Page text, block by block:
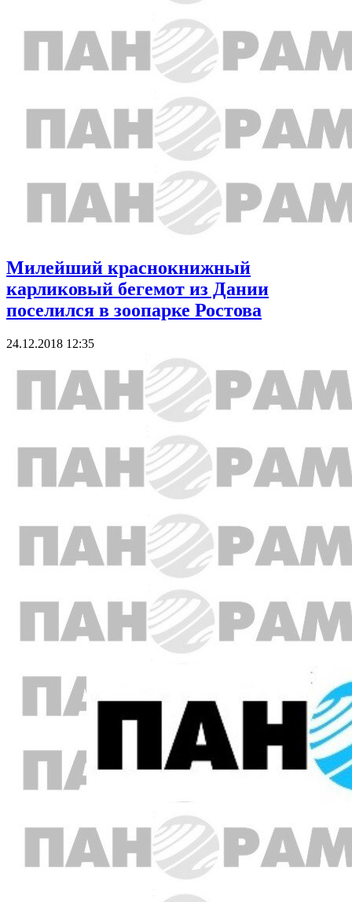
Милейший краснокнижный
карликовый бегемот из Дании
поселился в зоопарке Ростова
24.12.2018 12:35